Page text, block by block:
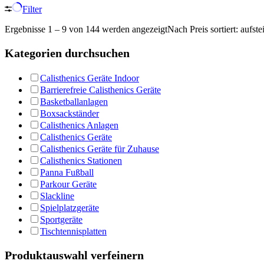
Filter
Ergebnisse 1 – 9 von 144 werden angezeigtNach Preis sortiert:
Kategorien durchsuchen
Calisthenics Geräte Indoor
Barrierefreie Calisthenics Geräte
Basketballanlagen
Boxsackständer
Calisthenics Anlagen
Calisthenics Geräte
Calisthenics Geräte für Zuhause
Calisthenics Stationen
Panna Fußball
Parkour Geräte
Slackline
Spielplatzgeräte
Sportgeräte
Tischtennisplatten
Produktauswahl verfeinern